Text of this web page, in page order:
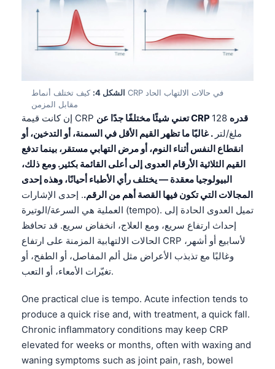
الشكل 4:
كيف تختلف أنماط CRP في حالات الالتهاب الحاد
مقابل المزمن
إن كانت قيمة CRP تعني شيئًا مختلفًا جدًا عن CRP قدره 128
ملغ/لتر. غالبًا ما تظهر القيم الأقل في السمنة، أو التدخين، أو
انقطاع النفس أثناء النوم، أو مرض التهابي مستقر، بينما تدفع
القيم الثلاثية الأرقام العدوى إلى أعلى القائمة بكثير. ومع ذلك،
البيولوجيا معقدة — يختلف رأي الأطباء أحيانًا، وهذه إحدى
المجالات التي تكون فيها القصة أهم من الرقم.. إحدى الإشارات
العملية هي السرعة/الوتيرة (tempo). تميل العدوى الحادة إلى
إحداث ارتفاع سريع، ومع العلاج، انخفاض سريع. قد تحافظ
الحالات الالتهابية المزمنة على ارتفاع CRP لأسابيع أو أشهر،
وغالبًا مع تذبذب الأعراض مثل ألم المفاصل، أو الطفح، أو
تغيّرات الأمعاء، أو التعب.
One practical clue is tempo. Acute infection tends to
produce a quick rise and, with treatment, a quick fall.
Chronic inflammatory conditions may keep CRP
elevated for weeks or months, often with waxing and
waning symptoms such as joint pain, rash, bowel